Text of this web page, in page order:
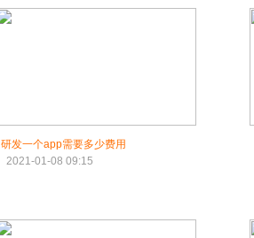
研发一个app需要多少费用
2021-01-08 09:15